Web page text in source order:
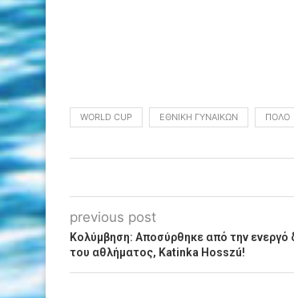
WORLD CUP ΕΘΝΙΚΉ ΓΥΝΑΙΚΏΝ ΠΌΛΟ
previous post
Kολύμβηση: Αποσύρθηκε από την
του αθλήματος, Katinka Hosszú!